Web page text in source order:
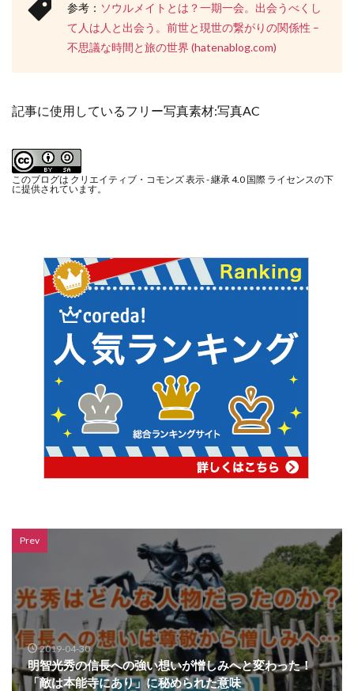
参考： ソウルメイトとは？一期一会。出会うべくし
て人は人と出会う。前世と現世の繋がりの関係性 –
不思議な時間と旅の世界 (hatenablog.com)
記事に使用しているフリー写真素材:写真AC
このブログは クリエイティブ・コモンズ 表示 - 継承 4.0 国際 ライセンスの下
に提供されています。
Prev
2019-04-30
明智光秀の信長への強い想いが憎しみへと変わった！
「敵は本能寺にあり」に秘められた意味